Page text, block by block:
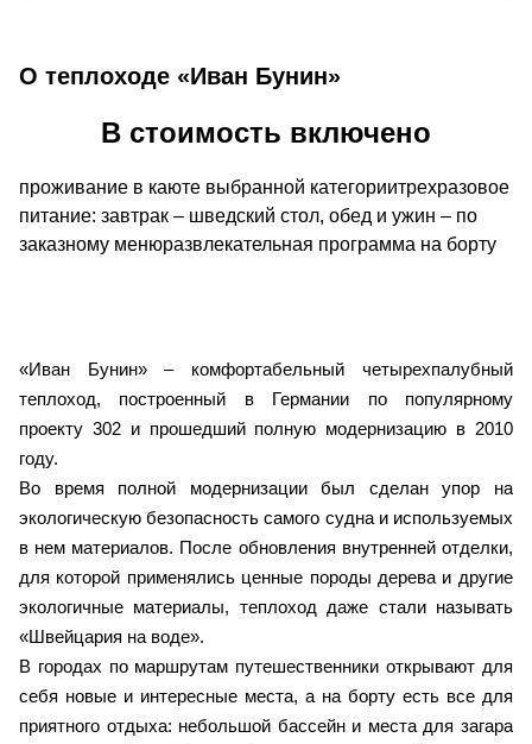
О теплоходе «Иван Бунин»
«Иван Бунин» – комфортабельный четырехпалубный
теплоход, построенный в Германии по популярному
проекту 302 и прошедший полную модернизацию в 2010
году.
Во время полной модернизации был сделан упор на
экологическую безопасность самого судна и используемых
в нем материалов. После обновления внутренней отделки,
для которой применялись ценные породы дерева и другие
экологичные материалы, теплоход даже стали называть
«Швейцария на воде».
В городах по маршрутам путешественники открывают для
себя новые и интересные места, а на борту есть все для
приятного отдыха: небольшой бассейн и места для загара
В стоимость включено
проживание в каюте выбранной категориитрехразовое
питание: завтрак – шведский стол, обед и ужин – по
заказному менюразвлекательная программа на борту